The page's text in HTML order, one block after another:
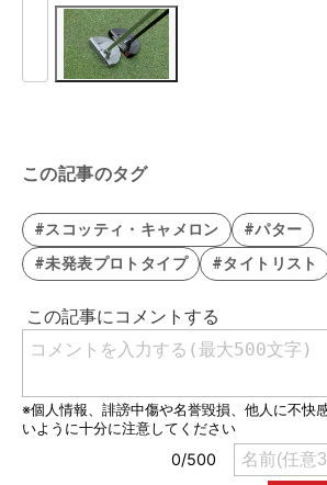
この記事のタグ
#スコッティ・キャメロン
#パター
#未発表プロトタイプ
#タイトリスト